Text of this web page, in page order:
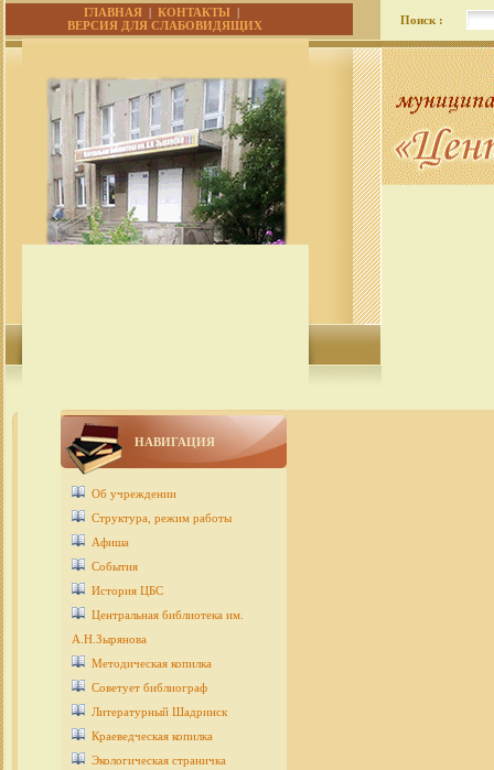
ГЛАВНАЯ |КОНТАКТЫ |
ВЕРСИЯ ДЛЯ СЛАБОВИДЯЩИХ
Поиск :
НАВИГАЦИЯ
Об учреждении
Структура, режим работы
Афиша
События
История ЦБС
Центральная библиотека им.
А.Н.Зырянова
Методическая копилка
Советует библиограф
Литературный Шадринск
Краеведческая копилка
Экологическая страничка